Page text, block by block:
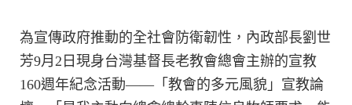
為宣傳政府推動的全社會防衛韌性，內政部長劉世
芳9月2日現身台灣基督長老教會總會主辦的宣教
160週年紀念活動——「教會的多元風貌」宣教論